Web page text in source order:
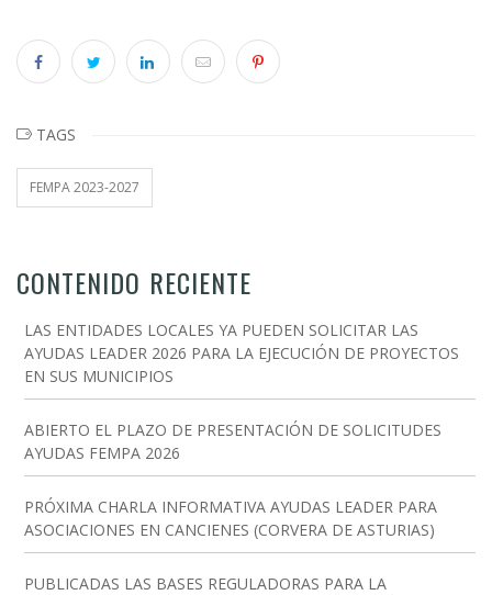
TAGS
FEMPA 2023-2027
CONTENIDO RECIENTE
LAS ENTIDADES LOCALES YA PUEDEN SOLICITAR LAS
AYUDAS LEADER 2026 PARA LA EJECUCIÓN DE PROYECTOS
EN SUS MUNICIPIOS
ABIERTO EL PLAZO DE PRESENTACIÓN DE SOLICITUDES
AYUDAS FEMPA 2026
PRÓXIMA CHARLA INFORMATIVA AYUDAS LEADER PARA
ASOCIACIONES EN CANCIENES (CORVERA DE ASTURIAS)
PUBLICADAS LAS BASES REGULADORAS PARA LA